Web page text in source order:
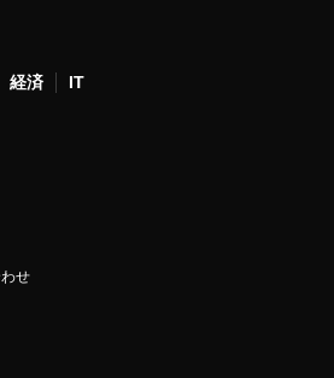
経済 IT
せ